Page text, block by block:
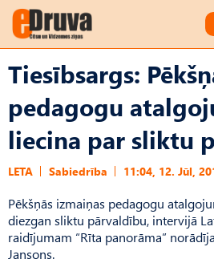
Tiesībsargs:
pedagogu
liecina par sliktu
LETA Sabiedrība 11:04, 12. Jūl,
Pēkšņās izmaiņas pedagogu
diezgan sliktu pārvaldību, intervijā
raidījumam “Rīta panorāma”
Jansons.